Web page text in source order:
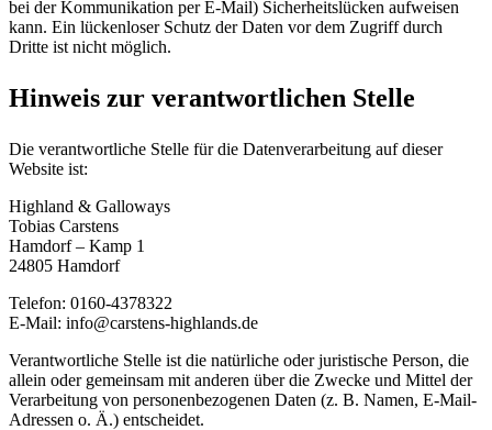
bei der Kommunikation per E-Mail) Sicherheitslücken aufweisen
kann. Ein lückenloser Schutz der Daten vor dem Zugriff durch
Dritte ist nicht möglich.
Hinweis zur verantwortlichen Stelle
Die verantwortliche Stelle für die Datenverarbeitung auf dieser
Website ist:
Highland & Galloways
Tobias Carstens
Hamdorf – Kamp 1
24805 Hamdorf
Telefon: 0160-4378322
E-Mail: info@carstens-highlands.de
Verantwortliche Stelle ist die natürliche oder juristische Person, die
allein oder gemeinsam mit anderen über die Zwecke und Mittel der
Verarbeitung von personenbezogenen Daten (z. B. Namen, E-Mail-
Adressen o. Ä.) entscheidet.